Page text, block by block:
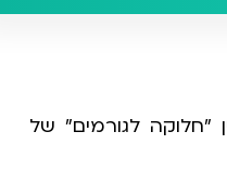
לגורמים" של